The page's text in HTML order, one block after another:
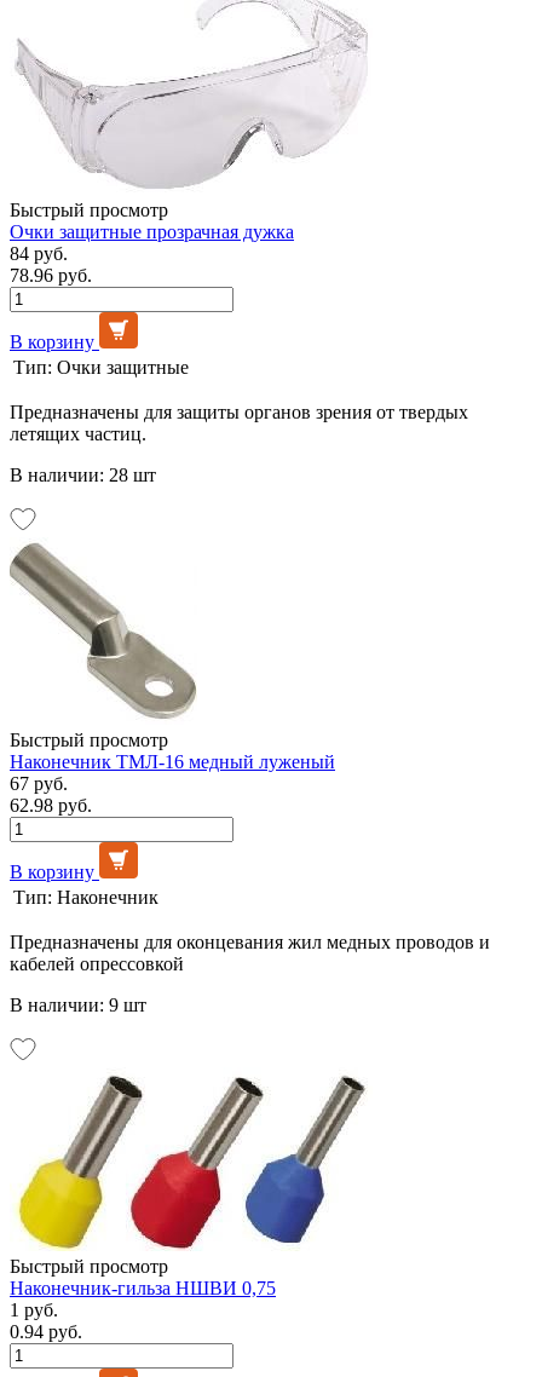
Быстрый просмотр
Очки защитные прозрачная дужка
84 руб.
78.96 руб.
В корзину
Тип: Очки защитные
Предназначены для защиты органов зрения от твердых
летящих частиц.
В наличии: 28 шт
Быстрый просмотр
Наконечник ТМЛ-16 медный луженый
67 руб.
62.98 руб.
В корзину
Тип: Наконечник
Предназначены для оконцевания жил медных проводов и
кабелей опрессовкой
В наличии: 9 шт
Быстрый просмотр
Наконечник-гильза НШВИ 0,75
1 руб.
0.94 руб.